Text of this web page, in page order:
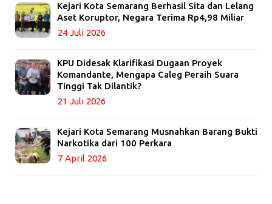
Kejari Kota Semarang Berhasil Sita dan Lelang
Aset Koruptor, Negara Terima Rp4,98 Miliar
24 Juli 2026
KPU Didesak Klarifikasi Dugaan Proyek
Komandante, Mengapa Caleg Peraih Suara
Tinggi Tak Dilantik?
21 Juli 2026
Kejari Kota Semarang Musnahkan Barang Bukti
Narkotika dari 100 Perkara
7 April 2026